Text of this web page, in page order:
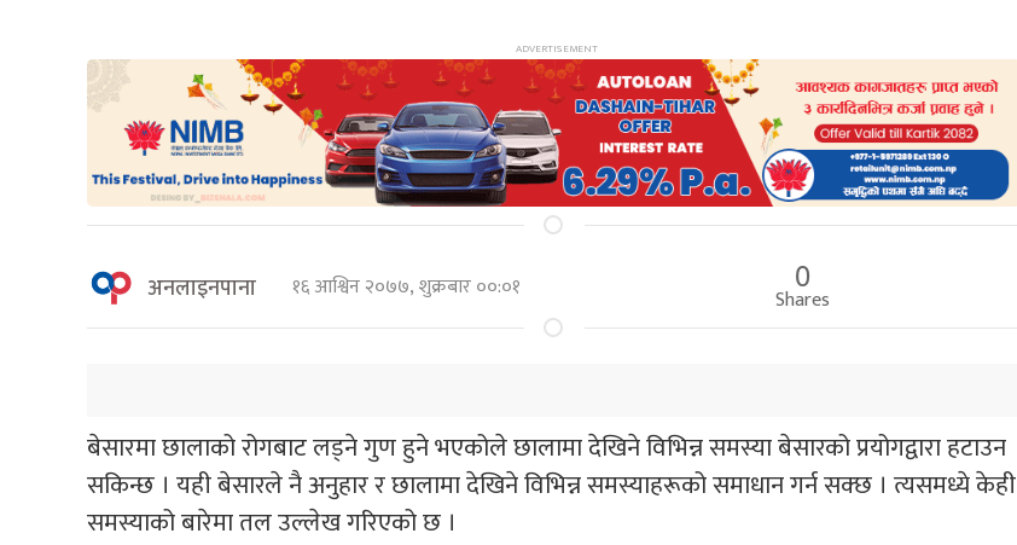
अनलाइनपाना १६ आश्विन २०७७, शुक्रबार ००:०१ 0
Shares
बेसारमा छालाको रोगबाट लड्ने गुण हुने भएकोले छालामा देखिने विभिन्न समस्या बेसारको प्रयोगद्वारा हटाउन
सकिन्छ । यही बेसारले नै अनुहार र छालामा देखिने विभिन्न समस्याहरूको समाधान गर्न सक्छ । त्यसमध्ये केही
समस्याको बारेमा तल उल्लेख गरिएको छ ।